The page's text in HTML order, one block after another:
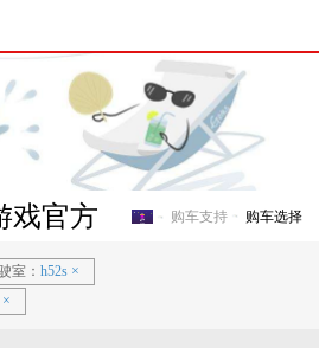
戏官方 购车支持 购车选择
室： h52s ×
×